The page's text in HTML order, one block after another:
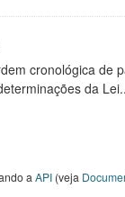
cronológica de
da
a API(veja